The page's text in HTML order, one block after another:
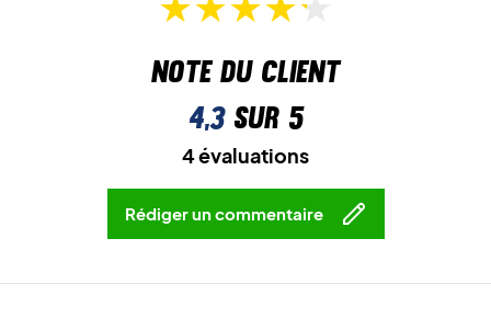
Note du client
4,3sur 5
4 évaluations
Rédiger un commentaire